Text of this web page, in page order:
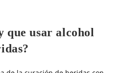
que usar alcohol